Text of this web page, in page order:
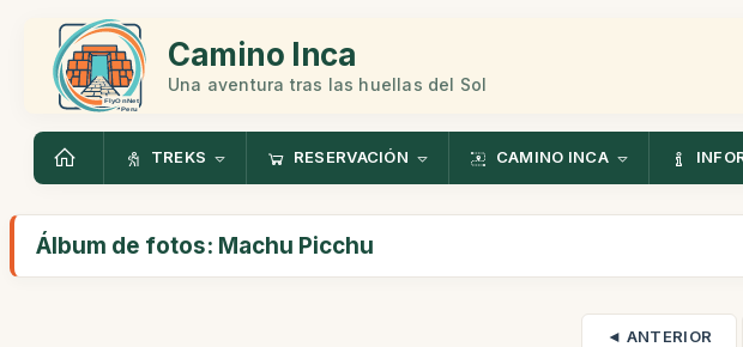
Camino Inca
Una aventura tras las huellas del Sol
TREKS RESERVACIÓN CAMINO INCA
Álbum de fotos: Machu Picchu
◄ ANTERIOR